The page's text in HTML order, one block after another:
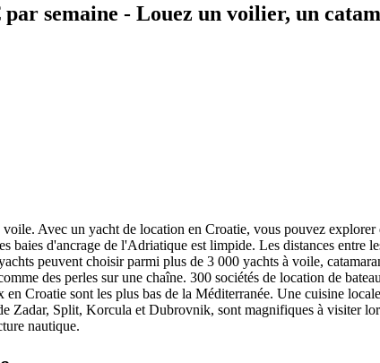
semaine - Louez un voilier, un
Avec un yacht de location en Croatie, vous pouvez
d'ancrage de l'Adriatique est limpide. Les distances entre
peuvent choisir parmi plus de 3 000 yachts à voile,
des perles sur une chaîne. 300 sociétés de location de
Croatie sont les plus bas de la Méditerranée. Une cuisine
Zadar, Split, Korcula et Dubrovnik, sont magnifiques à visiter
nautique.